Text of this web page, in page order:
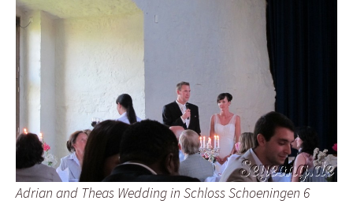
Adrian and Theas Wedding in Schloss Schoeningen 6